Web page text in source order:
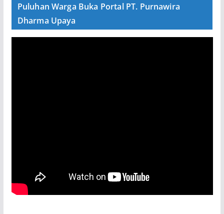
Puluhan Warga Buka Portal PT. Purnawira
Dharma Upaya